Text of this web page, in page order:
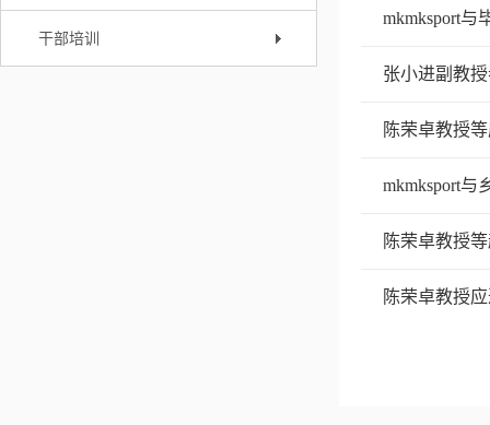
干部培训
mkmksport与
张小进副教
陈荣卓教授
mkmksport与
陈荣卓教授
陈荣卓教授